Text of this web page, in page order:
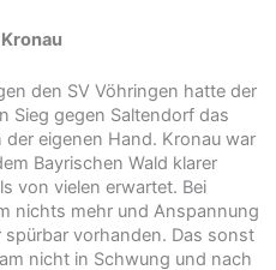
den SV Vöhringen hatte der
Sieg gegen Saltendorf das
eigenen Hand. Kronau war
Bayrischen Wald klarer
von vielen erwartet. Bei
nichts mehr und Anspannung
vorhanden. Das sonst
nicht in Schwung und nach